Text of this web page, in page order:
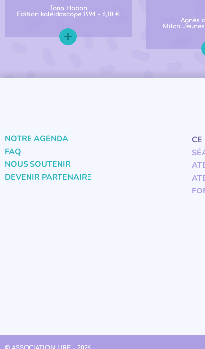
Tana Hoban
Edition kaléidoscope 1994 - 6,10 €
Agnès
Milan
NOTRE AGENDA
FAQ
NOUS SOUTENIR
DEVENIR PARTENAIRE
CE
© ASSOCIATION LIRE - 2026